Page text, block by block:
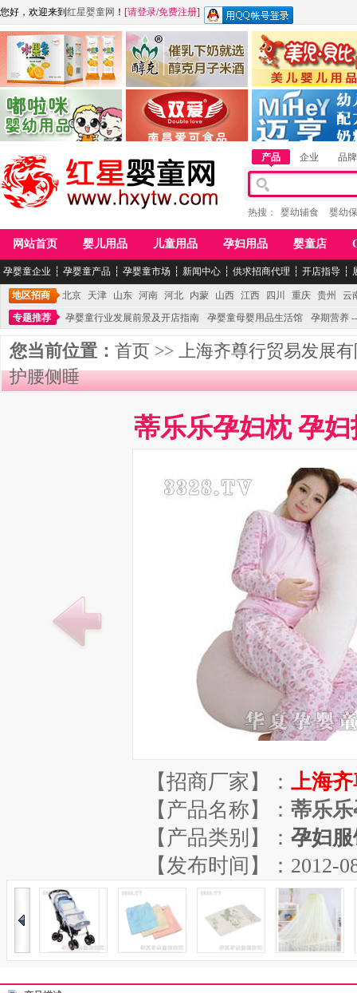
您好，欢迎来到 红星婴童网 ！ [请登录/免费注册]
江西麦嘟嘟食品有限公司
青岛嘟啦咪婴幼儿用品公司
江西醇之客月子米酒 惠州市美儿婴儿用品
湖南迈亨母婴用品有限
产品 企业 品牌
热搜： 婴幼辅食 婴幼
网站首页 婴儿用品 儿童用品 孕妇用品 婴童店
孕婴童企业 ┆ 孕婴童产品 ┆ 孕婴童市场 ┆ 新闻中心 ┆ 供求招商代理 ┆ 开店指导 ┆
地区招商 北京 天津 山东 河南 河北 内蒙 山西 江西 四川 重庆 贵州
云
专题推荐
孕婴童行业发展前景及开店指南 孕婴童母婴用品生活馆 孕期营养
您当前位置： 首页 >> 上海齐尊行贸易发展
护腰侧睡
蒂乐乐孕妇枕 孕
【招商厂家】： 上海
【产品名称】： 蒂乐
【产品类别】： 孕妇
【发布时间】：2012-